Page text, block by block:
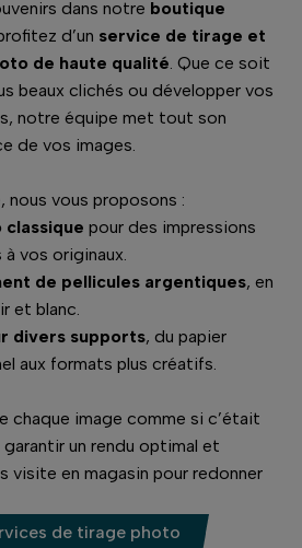
dans notre boutique
d’un service de tirage et
de haute qualité. Que ce soit
beaux clichés ou développer vos
notre équipe met tout son
de vos images.
nous vous proposons :
pour des impressions
vos originaux.
de pellicules argentiques, en
et blanc.
divers supports, du papier
aux formats plus créatifs.
chaque image comme si c’était
un rendu optimal et
visite en magasin pour redonner
de tirage photo